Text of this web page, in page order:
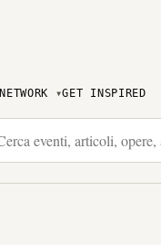
NETWORK GET INSPIRED